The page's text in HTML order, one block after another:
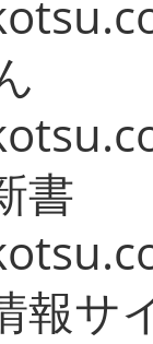
書
報サ